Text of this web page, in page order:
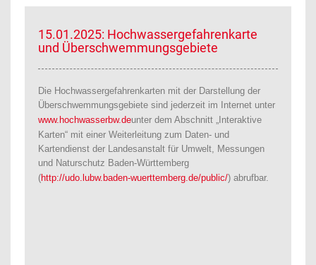
15.01.2025: Hochwassergefahrenkarte
und Überschwemmungsgebiete
Die Hochwassergefahrenkarten mit der Darstellung der
Überschwemmungsgebiete sind jederzeit im Internet unter
www.hochwasserbw.deunter dem Abschnitt „Interaktive
Karten“ mit einer Weiterleitung zum Daten- und
Kartendienst der Landesanstalt für Umwelt, Messungen
und Naturschutz Baden-Württemberg
(http://udo.lubw.baden-wuerttemberg.de/public/) abrufbar.